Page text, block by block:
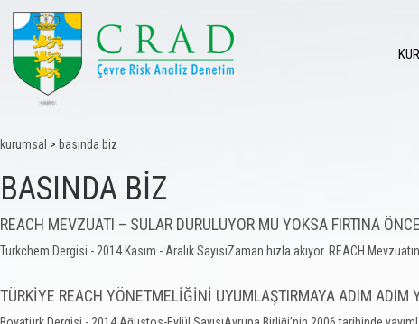
kurumsal > basında biz
BASINDA BİZ
REACH MEVZUATI – SULAR DURULUYOR MU YOKSA FIRTINA
Turkchem Dergisi - 2014 Kasım - Aralık SayısıZaman hızla akıyor. REACH
TÜRKİYE REACH YÖNETMELİĞİNİ UYUMLAŞTIRMAYA ADIM ADIM